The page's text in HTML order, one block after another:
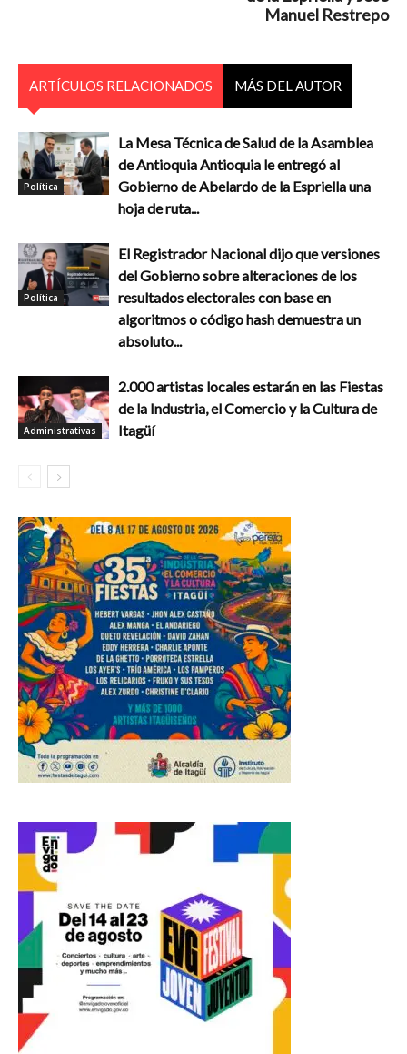
Manuel Restrepo
ARTÍCULOS RELACIONADOS MÁS DEL AUTOR
Política
La Mesa Técnica de Salud de la Asamblea
de Antioquia Antioquia le entregó al
Gobierno de Abelardo de la Espriella una
hoja de ruta...
Política
El Registrador Nacional dijo que versiones
del Gobierno sobre alteraciones de los
resultados electorales con base en
algoritmos o código hash demuestra un
absoluto...
Administrativas
2.000 artistas locales estarán en las Fiestas
de la Industria, el Comercio y la Cultura de
Itagüí